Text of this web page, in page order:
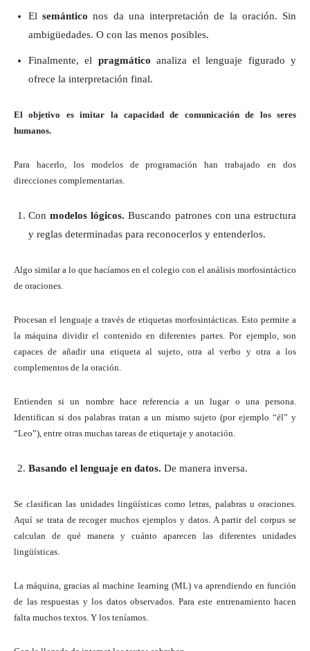
Elsemántico nos da una interpretación de la oración. Sin
ambigüedades. O con las menos posibles.
Finalmente, el pragmático analiza el lenguaje figurado y
ofrece la interpretación final.
El objetivo es imitar la capacidad de comunicación de los seres
humanos.
Para hacerlo, los modelos de programación han trabajado en dos
direcciones complementarias.
Conmodelos lógicos. Buscando patrones con una estructura
y reglas determinadas para reconocerlos y entenderlos.
Algo similar a lo que hacíamos en el colegio con el análisis morfosintáctico
de oraciones.
Procesan el lenguaje a través de etiquetas morfosintácticas. Esto permite a
la máquina dividir el contenido en diferentes partes. Por ejemplo, son
capaces de añadir una etiqueta al sujeto, otra al verbo y otra a los
complementos de la oración.
Entienden si un nombre hace referencia a un lugar o una persona.
Identifican si dos palabras tratan a un mismo sujeto (por ejemplo “él” y
“Leo”), entre otras muchas tareas de etiquetaje y anotación.
Basando el lenguaje en datos. De manera inversa.
Se clasifican las unidades lingüísticas como letras, palabras u oraciones.
Aquí se trata de recoger muchos ejemplos y datos. A partir del corpus se
calculan de qué manera y cuánto aparecen las diferentes unidades
lingüísticas.
La máquina, gracias al machine learning (ML) va aprendiendo en función
de las respuestas y los datos observados. Para este entrenamiento hacen
falta muchos textos. Y los teníamos.